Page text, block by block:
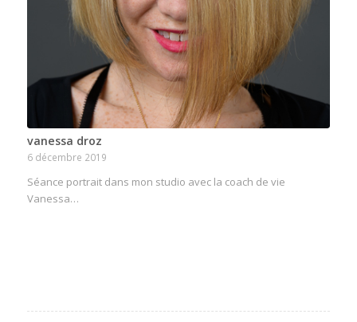
vanessa droz
6 décembre 2019
Séance portrait dans mon studio avec la coach de vie
Vanessa…